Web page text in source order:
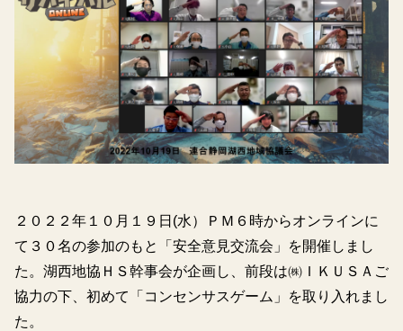
２０２２年１０月１９日(水）ＰＭ６時からオンラインに
て３０名の参加のもと「安全意見交流会」を開催しまし
た。湖西地協ＨＳ幹事会が企画し、前段は㈱ＩＫＵＳＡご
協力の下、初めて「コンセンサスゲーム」を取り入れまし
た。